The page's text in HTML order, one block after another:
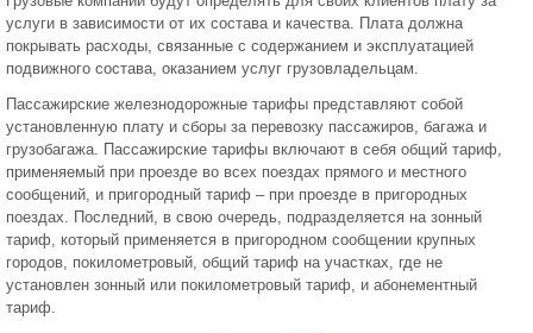
услуги в зависимости от их состава и качества. Плата должна
покрывать расходы, связанные с содержанием и эксплуатацией
подвижного состава, оказанием услуг грузовладельцам.
Пассажирские железнодорожные тарифы представляют собой
установленную плату и сборы за перевозку пассажиров, багажа и
грузобагажа. Пассажирские тарифы включают в себя общий тариф,
применяемый при проезде во всех поездах прямого и местного
сообщений, и пригородный тариф – при проезде в пригородных
поездах. Последний, в свою очередь, подразделяется на зонный
тариф, который применяется в пригородном сообщении крупных
городов, покилометровый, общий тариф на участках, где не
установлен зонный или покилометровый тариф, и абонементный
тариф.